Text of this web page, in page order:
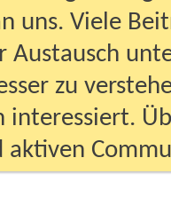
uns. Viele
Austausch
zu
interessiert.
aktiven